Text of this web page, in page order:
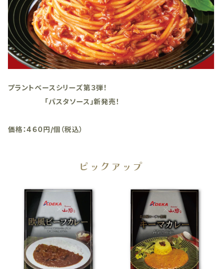
プラントベースシリーズ第３弾！
「パスタソース」新発売！
価格：4６0円/個（税込）
ピックアップ